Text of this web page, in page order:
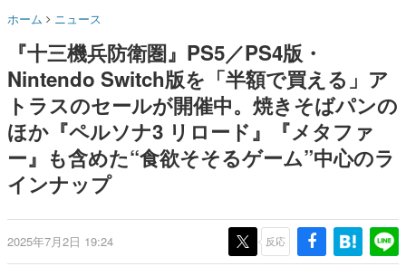
名作ゲームクリエイターの方々に製作時のエピソードをお
きます。
赫本
この物語を解いてはいけない。『赫本』は、〈試験問題〉
の形をした短編ホラー小説集です。
新世代に訊く
これからのデジタルゲーム市場を担う若きクリエイター達
の姿を追い、彼らのルーツと情熱を探っていきます。
ゲーム世代の作家たち
ゲームに多大な影響を受けた作家さんに取材し、ゲームが
日本のコンテンツ産業やカルチャーに与えた影響を探る企
画です。
PC（Steam）、PS5、Xbox、
Switch向けにリリース予定
ホーム ニュース
『十三機兵防衛圏』PS5／PS4版・
Nintendo Switch版を「半額で買える」ア
トラスのセールが開催中。焼きそばパンの
ほか『ペルソナ3 リロード』『メタファ
ー』も含めた“食欲そそるゲーム”中心のラ
インナップ
2025年7月2日 19:24 反応